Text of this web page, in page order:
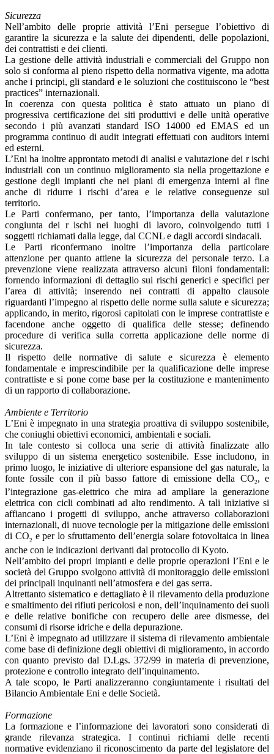
Sicurezza
Nell’ambito delle proprie attività l’Eni persegue l’obiettivo di
garantire la sicurezza e la salute dei dipendenti, delle popolazioni,
dei contrattisti e dei clienti.
La gestione delle attività industriali e commerciali del Gruppo non
solo si conforma al pieno rispetto della normativa vigente, ma adotta
anche i principi, gli standard e le soluzioni che costituiscono le “best
practices” internazionali.
In coerenza con questa politica è stato attuato un piano di
progressiva certificazione dei siti produttivi e delle unità operative
secondo i più avanzati standard ISO 14000 ed EMAS ed un
programma continuo di audit integrati effettuati con auditors interni
ed esterni.
L’Eni ha inoltre approntato metodi di analisi e valutazione dei r ischi
industriali con un continuo miglioramento sia nella progettazione e
gestione degli impianti che nei piani di emergenza interni al fine
anche di ridurre i rischi d’area e le relative conseguenze sul
territorio.
Le Parti confermano, per tanto, l’importanza della valutazione
congiunta dei r ischi nei luoghi di lavoro, coinvolgendo tutti i
soggetti richiamati dalla legge, dal CCNL e dagli accordi sindacali.
Le Parti riconfermano inoltre l’importanza della particolare
attenzione per quanto attiene la sicurezza del personale terzo. La
prevenzione viene realizzata attraverso alcuni filoni fondamentali:
fornendo informazioni di dettaglio sui rischi generici e specifici per
l’area di attività; inserendo nei contratti di appalto clausole
riguardanti l’impegno al rispetto delle norme sulla salute e sicurezza;
applicando, in merito, rigorosi capitolati con le imprese contrattiste e
facendone anche oggetto di qualifica delle stesse; definendo
procedure di verifica sulla corretta applicazione delle norme di
sicurezza.
Il rispetto delle normative di salute e sicurezza è elemento
fondamentale e imprescindibile per la qualificazione delle imprese
contrattiste e si pone come base per la costituzione e mantenimento
di un rapporto di collaborazione.
Ambiente e Territorio
L’Eni è impegnato in una strategia proattiva di sviluppo sostenibile,
che coniughi obiettivi economici, ambientali e sociali.
In tale contesto si colloca una serie di attività finalizzate allo
sviluppo di un sistema energetico sostenibile. Esse includono, in
primo luogo, le iniziative di ulteriore espansione del gas naturale, la
fonte fossile con il più basso fattore di emissione della CO2 , e
l’integrazione gas-elettrico che mira ad ampliare la generazione
elettrica con cicli combinati ad alto rendimento. A tali iniziative si
affiancano i progetti di sviluppo, anche attraverso collaborazioni
internazionali, di nuove tecnologie per la mitigazione delle emissioni
di CO2 e per lo sfruttamento dell’energia solare fotovoltaica in linea
anche con le indicazioni derivanti dal protocollo di Kyoto.
Nell’ambito dei propri impianti e delle proprie operazioni l’Eni e le
società del Gruppo svolgono attività di monitoraggio delle emissioni
dei principali inquinanti nell’atmosfera e dei gas serra.
Altrettanto sistematico e dettagliato è il rilevamento della produzione
e smaltimento dei rifiuti pericolosi e non, dell’inquinamento dei suoli
e delle relative bonifiche con recupero delle aree dismesse, dei
consumi di risorse idriche e della depurazione.
L’Eni è impegnato ad utilizzare il sistema di rilevamento ambientale
come base di definizione degli obiettivi di miglioramento, in accordo
con quanto previsto dal D.Lgs. 372/99 in materia di prevenzione,
protezione e controllo integrato dell’inquinamento.
A tale scopo, le Parti analizzeranno congiuntamente i risultati del
Bilancio Ambientale Eni e delle Società.
Formazione
La formazione e l’informazione dei lavoratori sono considerati di
grande rilevanza strategica. I continui richiami delle recenti
normative evidenziano il riconoscimento da parte del legislatore del